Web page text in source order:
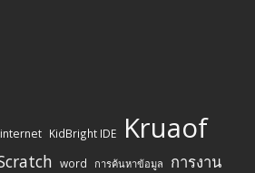
internet KidBright IDE Kruaof
word การค้นหาข้อมูล
การงาน